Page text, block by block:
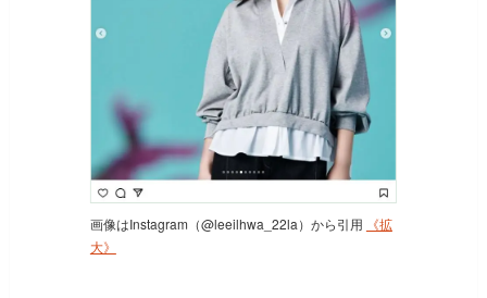
画像はInstagram（@leeilhwa_22la）から引用
《拡
大》